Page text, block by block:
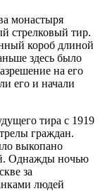
монастыря
стрелковый тир.
короб длиной
здесь было
на его
его и начали
тира с 1919
граждан.
выкопано
Однажды ночью
за
людей